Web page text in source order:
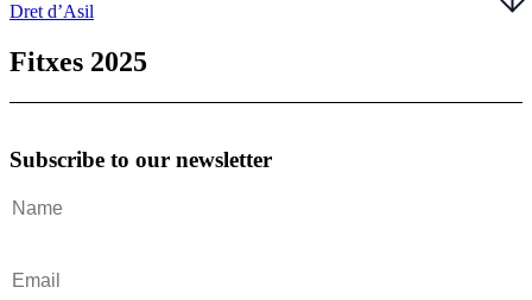
Dret d’Asil
Fitxes 2025
Subscribe to our newsletter